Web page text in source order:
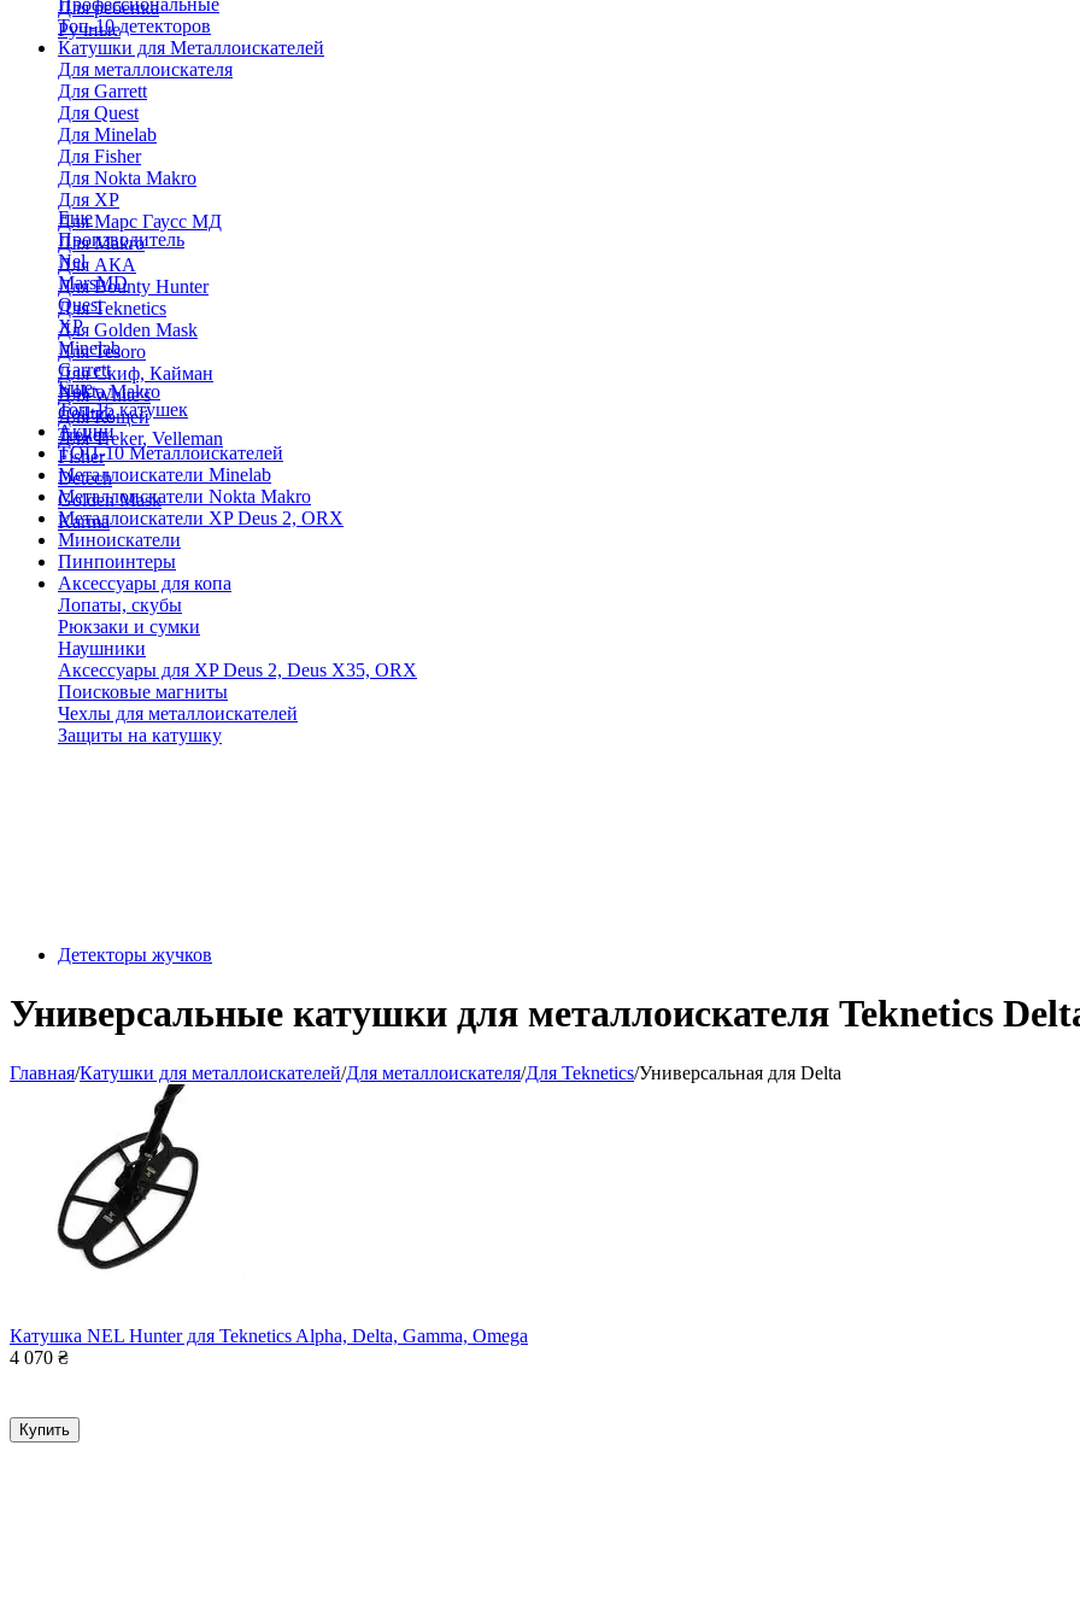
Для ребенка
Ручные
Профессиональные
Топ-10 детекторов
Катушки для Металлоискателей
Для металлоискателя
Для Garrett
Для Quest
Для Minelab
Для Fisher
Для Nokta Makro
Для XP
Для Марс Гаусс МД
Для Makro
Для АКА
Для Bounty Hunter
Для Teknetics
Для Golden Mask
Для Tesoro
Для Скиф, Кайман
Для White's
Для Кощей
Для Treker, Velleman
Еще
Производитель
Nel
MarsMD
Quest
XP
Minelab
Garrett
Nokta Makro
Coiltek
Treker
Fisher
Detech
Golden Mask
Karma
Еще
Топ-15 катушек
Акции
ТОП-10 Металлоискателей
Металлоискатели Minelab
Металлоискатели Nokta Makro
Металлоискатели XP Deus 2, ORX
Миноискатели
Пинпоинтеры
Аксессуары для копа
Лопаты, скубы
Рюкзаки и сумки
Наушники
Аксессуары для XP Deus 2, Deus X35, ORX
Поисковые магниты
Чехлы для металлоискателей
Защиты на катушку
Детекторы жучков
Универсальные катушки для металлоискателя Teknetics
Главная/Катушки для металлоискателей/Для металлоискателя/Для Teknetics/Универсальная для Delta
Катушка NEL Hunter для Teknetics Alpha, Delta, Gamma, Omega
4 070 ₴
Купить